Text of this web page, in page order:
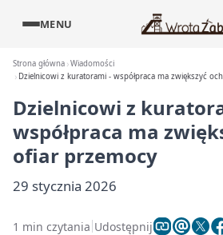
MENU
Strona główna Wiadomości
Dzielnicowi z kuratorami - współpraca ma zwiększyć
Dzielnicowi z
współpraca ma
ofiar przemocy
29 stycznia 2026
1 min czytania Udostępnij